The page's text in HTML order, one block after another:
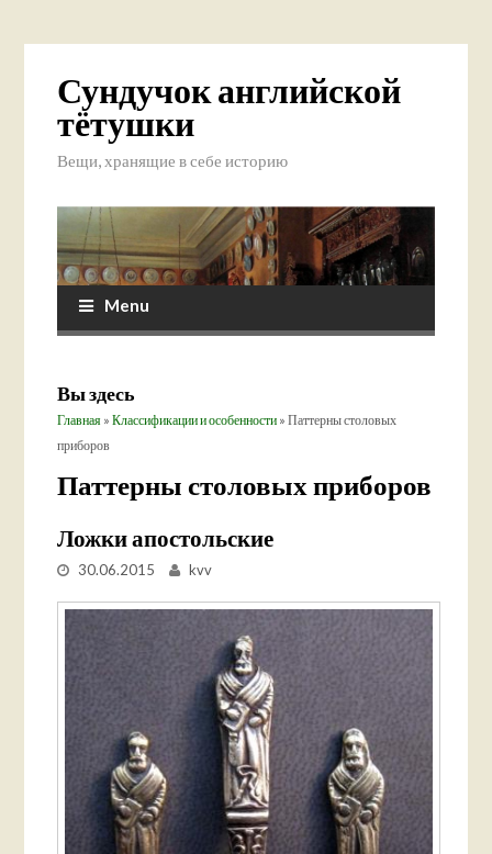
Сундучок английской
тётушки
Вещи, хранящие в себе историю
Menu
Вы здесь
Главная »Классификации и особенности » Паттерны столовых
приборов
Паттерны столовых приборов
Ложки апостольские
30.06.2015 kvv